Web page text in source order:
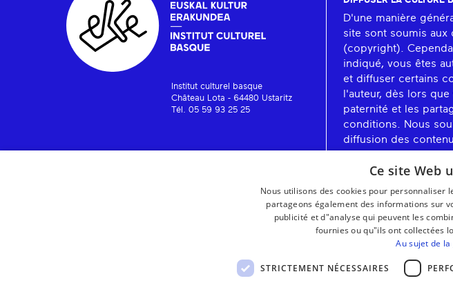
Institut culturel basque
Château Lota - 64480 Ustaritz
Tél. 05 59 93 25 25
D'une manière
site sont soumis aux
(copyright).
indiqué, vous êtes
et diffuser certains
l'auteur, dès lors
paternité et les
conditions. Nous
diffusion des
Ce site Web
Nous utilisons des cookies pour personnaliser
partageons également des informations sur
publicité et d"analyse qui peuvent les
fournies ou qu"ils ont collectées
Au sujet de
STRICTEMENT NÉCESSAIRES